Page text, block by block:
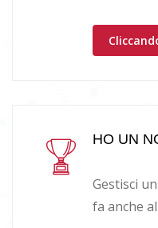
HO UN
Gestisci
fa anche